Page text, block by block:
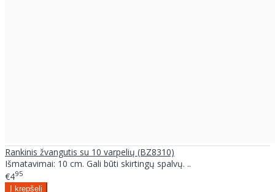
Rankinis žvangutis su 10 varpelių (BZ8310)
Išmatavimai: 10 cm. Gali būti skirtingų spalvų. ..
€495